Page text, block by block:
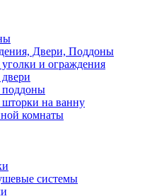
Двери, Поддоны
и ограждения
на ванну
комнаты
системы